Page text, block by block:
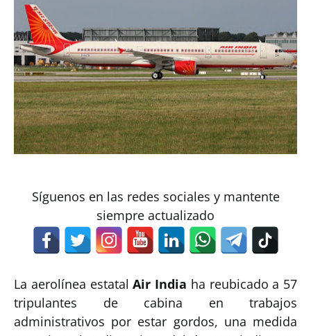
Síguenos en las redes sociales y mantente
siempre actualizado
La aerolínea estatal Air India ha reubicado a 57
tripulantes de cabina en trabajos
administrativos por estar gordos, una medida